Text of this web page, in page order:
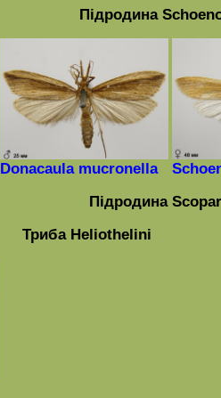
Підродина
Donacaula mucronella
Підродина
ТрибаHeliothelini